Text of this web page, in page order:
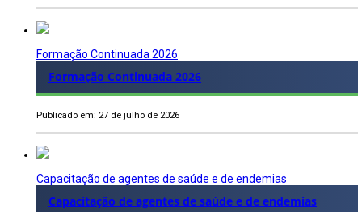
Formação Continuada 2026
Formação Continuada 2026
Publicado em: 27 de julho de 2026
Capacitação de agentes de saúde e de endemias
Capacitação de agentes de saúde e de endemias